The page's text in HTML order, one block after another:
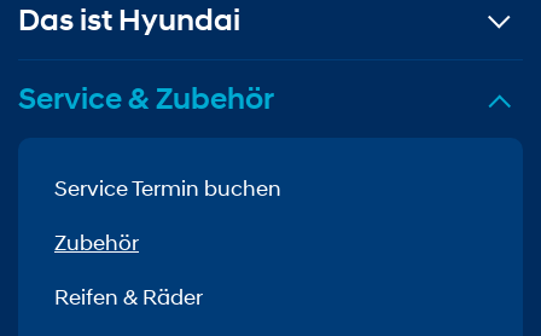
Das ist Hyundai
Service & Zubehör
Service Termin buchen
Zubehör
Reifen & Räder